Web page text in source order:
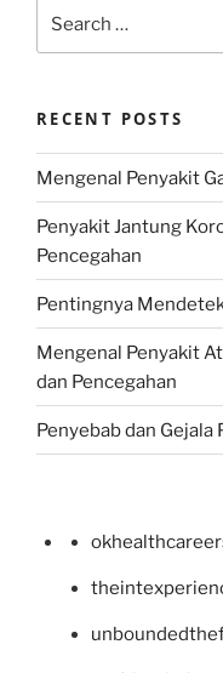
RECENT POSTS
Mengenal Penyakit
Penyakit Jantung
Pencegahan
Pentingnya
Mengenal Penyakit
dan Pencegahan
Penyebab dan